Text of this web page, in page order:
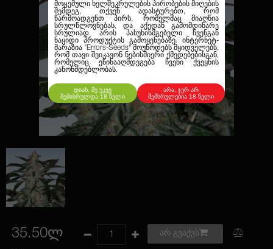
მოცემული ხელშეკრულების პირობების მიღების
შემდეგ, თქვენ ადასტურებთ, რომ
წარმოადგენთ პირს, რომელმაც მიაღწია
სრულწლოვნებას, და აქედან გამომდინარე
სრულიად არის პასუხისმგებელი ჩვენგან
ნაყიდი პროდუქტის გამოყენებაზე. ინტერნეტ-
მარაზია "Errors-Seeds" მოუწოდებს მყიდველებს,
რომ თავი შეიკავონ ნებისმიერი ქმედებებისგან,
რომელიც ეწინააღმდეგება ჩვენი ქვეყნის
კანონმდებლობას.
დიახ, მე უკვე
შემისრულდა 18 წელი
არა, ჯერ არ
შემსრულებია 18 წელი
35.50ლ არ გვაქვს